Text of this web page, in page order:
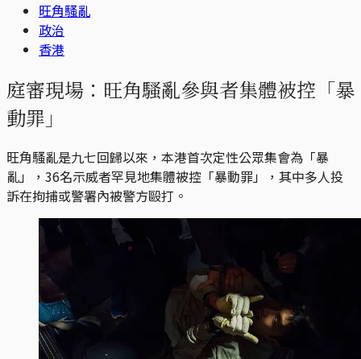
旺角騷亂
政治
香港
庭審現場：旺角騷亂參與者集體被控「暴
動罪」
旺角騷亂是九七回歸以來，本港首次定性公眾集會為「暴
亂」，36名示威者罕見地集體被控「暴動罪」，其中多人投
訴在拘捕或警署內被警方毆打。